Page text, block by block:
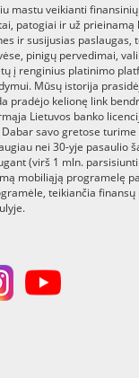
mastu veikianti
patogiai ir už prieinamą
ir susijusias paslaugas,
pinigų pervedimai,
į renginius platinimo
Mūsų istorija
pradėjo kelionę link
Lietuvos banko
savo gretose
nei 30-yje pasaulio
(virš 1 mln.
mobiliąją programelę
teikiančia